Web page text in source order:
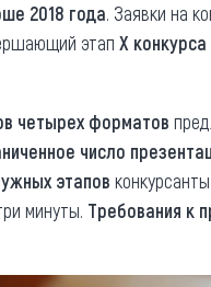
2018 года. Заявки на
этап Х
четырех форматов
число
этапов
минуты. Требования к